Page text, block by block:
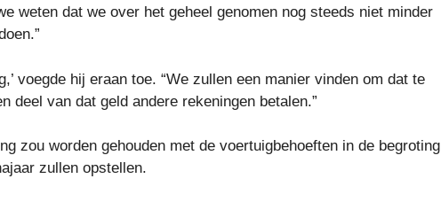
weten dat we over het geheel genomen nog steeds niet minder
voegde hij eraan toe. “We zullen een manier vinden om dat te
deel van dat geld andere rekeningen betalen.”
zou worden gehouden met de voertuigbehoeften in de begroting
zullen opstellen.